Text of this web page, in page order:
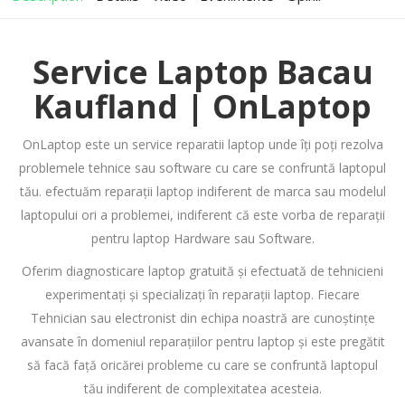
Service Laptop Bacau
Kaufland | OnLaptop
OnLaptop este un service reparatii laptop unde îți poți rezolva
problemele tehnice sau software cu care se confruntă laptopul
tău. efectuăm reparații laptop indiferent de marca sau modelul
laptopului ori a problemei, indiferent că este vorba de reparații
pentru laptop Hardware sau Software.
Oferim diagnosticare laptop gratuită și efectuată de tehnicieni
experimentați și specializați în reparații laptop. Fiecare
Tehnician sau electronist din echipa noastră are cunoștințe
avansate în domeniul reparațiilor pentru laptop și este pregătit
să facă față oricărei probleme cu care se confruntă laptopul
tău indiferent de complexitatea acesteia.